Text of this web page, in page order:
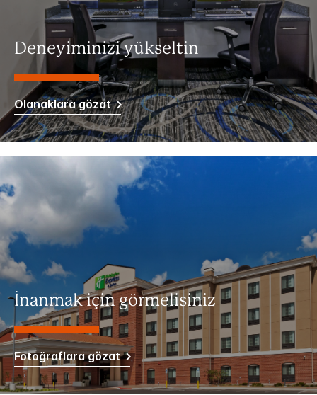
Deneyiminizi yükseltin
Olanaklara gözat
İnanmak için görmelisiniz
Fotoğraflara gözat